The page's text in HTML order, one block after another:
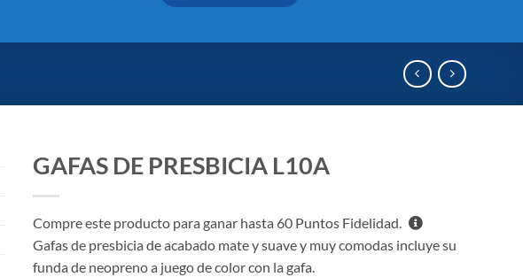
GAFAS DE PRESBICIA L10A
Compre este producto para ganar hasta 60 Puntos Fidelidad.
Gafas de presbicia de acabado mate y suave y muy comodas incluye su
funda de neopreno a juego de color con la gafa.